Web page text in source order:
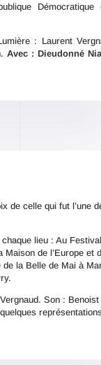
Démocratique
: Laurent
Avec : Dieudonné
de celle qui fut l’une
lieu : Au Festival
de l’Europe et
la Belle de Mai à
Son :